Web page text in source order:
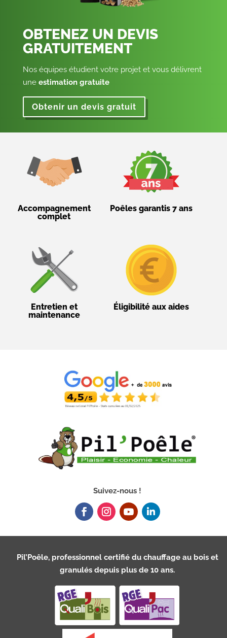
OBTENEZ UN DEVIS
GRATUITEMENT
Nos équipes étudient votre projet et vous délivrent
une estimation gratuite
Obtenir un devis gratuit
Accompagnement
complet
Poêles garantis 7 ans
Entretien et
maintenance
Éligibilité aux aides
Suivez-nous !
Pil’Poêle, professionnel certifié du chauffage au bois et
granulés depuis plus de 10 ans.